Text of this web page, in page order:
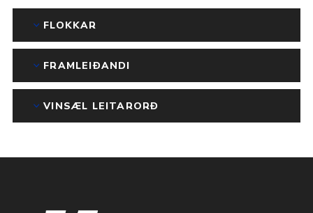
FLOKKAR
FRAMLEIÐANDI
VINSÆL LEITARORÐ